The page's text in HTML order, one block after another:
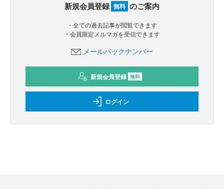
新規会員登録 無料 のご案内
・全ての過去記事が閲覧できます
・会員限定メルマガを受信できます
メールバックナンバー
新規会員登録 無料
ログイン